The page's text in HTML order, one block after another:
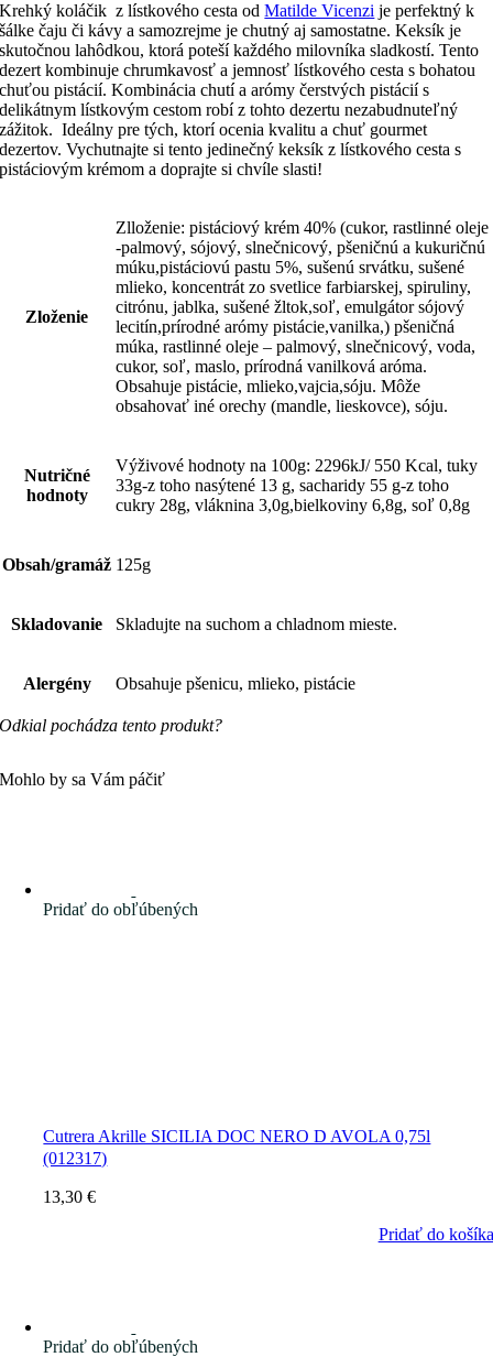
Krehký koláčik z lístkového cesta odMatilde Vicenzi je perfektný k
šálke čaju či kávy a samozrejme je chutný aj samostatne. Keksík je
skutočnou lahôdkou, ktorá poteší každého milovníka sladkostí. Tento
dezert kombinuje chrumkavosť a jemnosť lístkového cesta s bohatou
chuťou pistácií. Kombinácia chutí a arómy čerstvých pistácií s
delikátnym lístkovým cestom robí z tohto dezertu nezabudnuteľný
zážitok. Ideálny pre tých, ktorí ocenia kvalitu a chuť gourmet
dezertov. Vychutnajte si tento jedinečný keksík z lístkového cesta s
pistáciovým krémom a doprajte si chvíle slasti!
Zloženie
Zlloženie: pistáciový krém 40% (cukor, rastlinné oleje
-palmový, sójový, slnečnicový, pšeničnú a kukuričnú
múku,pistáciovú pastu 5%, sušenú srvátku, sušené
mlieko, koncentrát zo svetlice farbiarskej, spiruliny,
citrónu, jablka, sušené žltok,soľ, emulgátor sójový
lecitín,prírodné arómy pistácie,vanilka,) pšeničná
múka, rastlinné oleje – palmový, slnečnicový, voda,
cukor, soľ, maslo, prírodná vanilková aróma.
Obsahuje pistácie, mlieko,vajcia,sóju. Môže
obsahovať iné orechy (mandle, lieskovce), sóju.
Nutričné
hodnoty
Výživové hodnoty na 100g: 2296kJ/ 550 Kcal, tuky
33g-z toho nasýtené 13 g, sacharidy 55 g-z toho
cukry 28g, vláknina 3,0g,bielkoviny 6,8g, soľ 0,8g
Obsah/gramáž 125g
Skladovanie Skladujte na suchom a chladnom mieste.
Alergény Obsahuje pšenicu, mlieko, pistácie
Odkial pochádza tento produkt?
Mohlo by sa Vám páčiť
Pridať do obľúbených
Cutrera Akrille SICILIA DOC NERO D AVOLA 0,75l
(012317)
13,30€
Pridať do košíka
Pridať do obľúbených